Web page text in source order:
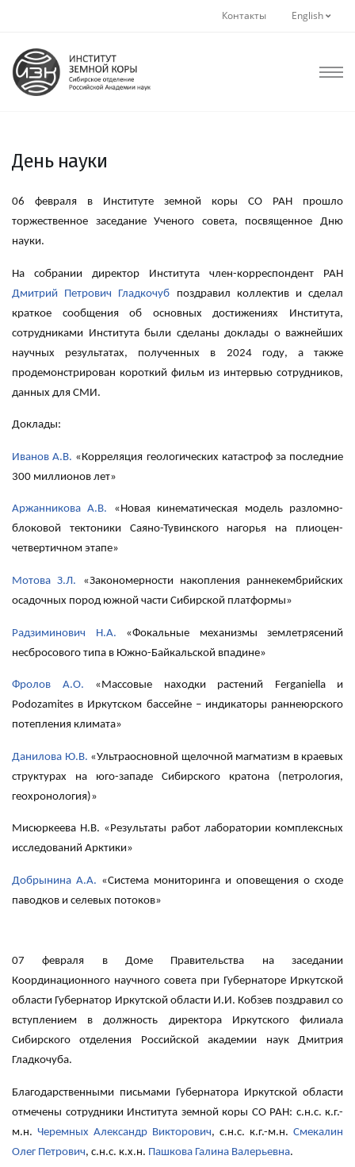
Контакты English
День науки
06 февраля в Институте земной коры СО РАН прошло
торжественное заседание Ученого совета, посвященное Дню
науки.
На собрании директор Института член-корреспондент РАН
Дмитрий Петрович Гладкочуб поздравил коллектив и сделал
краткое сообщения об основных достижениях Института,
сотрудниками Института были сделаны доклады о важнейших
научных результатах, полученных в 2024 году, а также
продемонстрирован короткий фильм из интервью сотрудников,
данных для СМИ.
Доклады:
Иванов А.В. «Корреляция геологических катастроф за последние
300 миллионов лет»
Аржанникова А.В. «Новая кинематическая модель разломно-
блоковой тектоники Саяно-Тувинского нагорья на плиоцен-
четвертичном этапе»
Мотова З.Л. «Закономерности накопления раннекембрийских
осадочных пород южной части Сибирской платформы»
Радзиминович Н.А. «Фокальные механизмы землетрясений
несбросового типа в Южно-Байкальской впадине»
Фролов А.О. «Массовые находки растений Ferganiella и
Podozamites в Иркутском бассейне – индикаторы раннеюрского
потепления климата»
Данилова Ю.В. «Ультраосновной щелочной магматизм в краевых
структурах на юго-западе Сибирского кратона (петрология,
геохронология)»
Мисюркеева Н.В. «Результаты работ лаборатории комплексных
исследований Арктики»
Добрынина А.А. «Система мониторинга и оповещения о сходе
паводков и селевых потоков»
07 февраля в Доме Правительства на заседании
Координационного научного совета при Губернаторе Иркутской
области Губернатор Иркутской области И.И. Кобзев поздравил со
вступлением в должность директора Иркутского филиала
Сибирского отделения Российской академии наук Дмитрия
Гладкочуба.
Благодарственными письмами Губернатора Иркутской области
отмечены сотрудники Института земной коры СО РАН: с.н.с. к.г.-
м.н. Черемных Александр Викторович, с.н.с. к.г.-м.н. Смекалин
Олег Петрович, с.н.с. к.х.н. Пашкова Галина Валерьевна.